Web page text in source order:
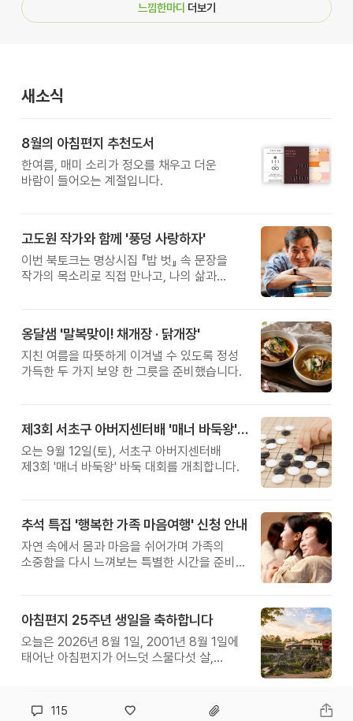
느낌한마디 더보기
새소식
8월의 아침편지 추천도서
한여름, 매미 소리가 정오를 채우고 더운
바람이 들어오는 계절입니다.
고도원 작가와 함께 '풍덩 사랑하자'
이번 북토크는 명상시집 『밥 벗』 속 문장을
작가의 목소리로 직접 만나고, 나의 삶과
옹달샘 '말복맞이! 채개장 · 닭개장'
지친 여름을 따뜻하게 이겨낼 수 있도록 정성
가득한 두 가지 보양 한 그릇을 준비했습니다.
제3회 서초구 아버지센터배 '매너 바둑왕' 대회
오는 9월 12일(토), 서초구 아버지센터배
제3회 '매너 바둑왕' 바둑 대회를 개최합니다.
추석 특집 '행복한 가족 마음여행' 신청 안내
자연 속에서 몸과 마음을 쉬어가며 가족의
소중함을 다시 느껴보는 특별한 시간을 준비해
아침편지 25주년 생일을 축하합니다
오늘은 2026년 8월 1일, 2001년 8월 1일에
태어난 아침편지가 어느덧 스물다섯 살,
115